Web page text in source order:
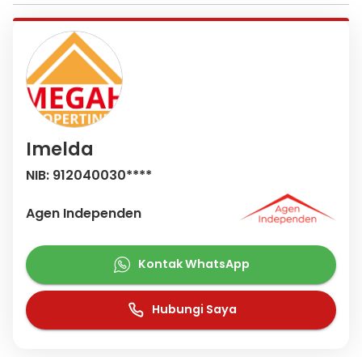
Imelda
NIB: 912040030****
Agen Independen
Kontak WhatsApp
Hubungi Saya